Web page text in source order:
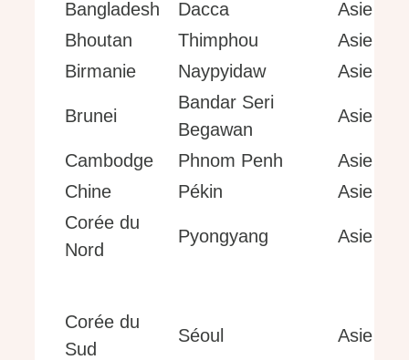
Bangladesh Dacca
Asie
Bhoutan
Thimphou
Asie
Birmanie
Naypyidaw Asie
Brunei
Bandar Seri
Begawan
Asie
Cambodge Phnom Penh
Asie
Chine
Pékin
Asie
Corée du
Nord
Pyongyang Asie
Corée du
Sud
Séoul Asie